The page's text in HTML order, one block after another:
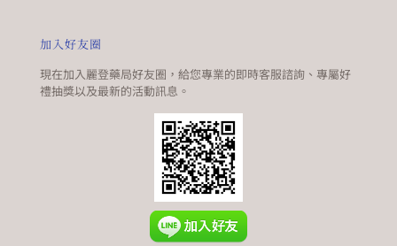
加入好友圈
現在加入麗登藥局好友圈，給您專業的即時客服諮詢、專屬好
禮抽獎以及最新的活動訊息。